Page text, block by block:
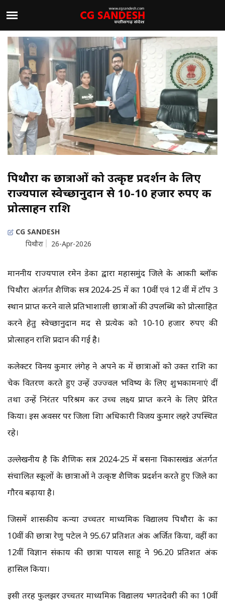
पिथौरा की छात्राओं को उत्कृष्ट प्रदर्शन के लिए
राज्यपाल स्वेच्छानुदान से 10-10 हजार रुपए की
प्रोत्साहन राशि
CG SANDESH
पिथौरा
26-Apr-2026
माननीय राज्यपाल रमेन डेका द्वारा महासमुंद जिले के आकांक्षी ब्लॉक
पिथौरा अंतर्गत शैक्षणिक सत्र 2024-25 में कक्षा 10वीं एवं 12 वीं में टॉप 3
स्थान प्राप्त करने वाले प्रतिभाशाली छात्राओं की उपलब्धि को प्रोत्साहित
करने हेतु स्वेच्छानुदान मद से प्रत्येक को 10-10 हजार रुपए की
प्रोत्साहन राशि प्रदान की गई है।
कलेक्टर विनय कुमार लंगेह ने अपने कक्ष में छात्राओं को उक्त राशि का
चेक वितरण करते हुए उन्हें उज्ज्वल भविष्य के लिए शुभकामनाएं दीं
तथा उन्हें निरंतर परिश्रम कर उच्च लक्ष्य प्राप्त करने के लिए प्रेरित
किया। इस अवसर पर जिला शिक्षा अधिकारी विजय कुमार लहरे उपस्थित
रहे।
उल्लेखनीय है कि शैक्षणिक सत्र 2024-25 में बसना विकासखंड अंतर्गत
संचालित स्कूलों के छात्राओं ने उत्कृष्ट शैक्षणिक प्रदर्शन करते हुए जिले का
गौरव बढ़ाया है।
जिसमें शासकीय कन्या उच्चतर माध्यमिक विद्यालय पिथौरा के कक्षा
10वीं की छात्रा रेणु पटेल ने 95.67 प्रतिशत अंक अर्जित किया, वहीं कक्षा
12वीं विज्ञान संकाय की छात्रा पायल साहू ने 96.20 प्रतिशत अंक
हासिल किया।
इसी तरह फुलझर उच्चतर माध्यमिक विद्यालय भगतदेवरी की कक्षा 10वीं